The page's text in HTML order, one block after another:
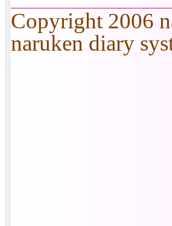
Copyright 2006
naruken diary